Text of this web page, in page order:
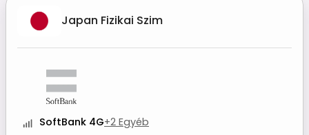
Japan Fizikai Szim
SoftBank 4G+2 Egyéb